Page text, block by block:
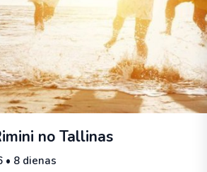
no Tallinas
• 8 dienas